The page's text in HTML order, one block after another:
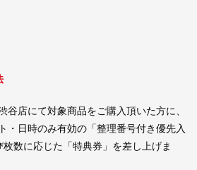
谷店にて対象商品をご購入頂いた方に、
・日時のみ有効の「整理番号付き優先入
数に応じた「特典券」を差し上げま